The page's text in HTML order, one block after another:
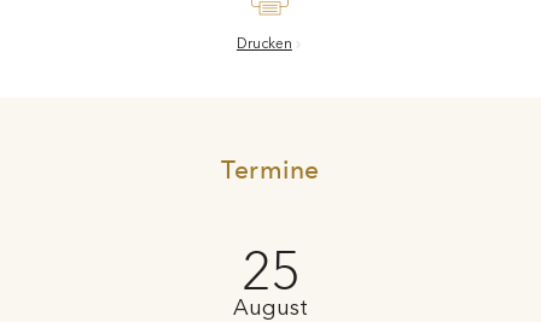
Drucken
Termine
25
August